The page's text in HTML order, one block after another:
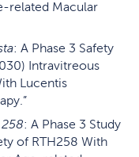
related Macular
: A Phase 3 Safety
Intravitreous
Lucentis
258: A Phase 3 Study
of RTH258 With